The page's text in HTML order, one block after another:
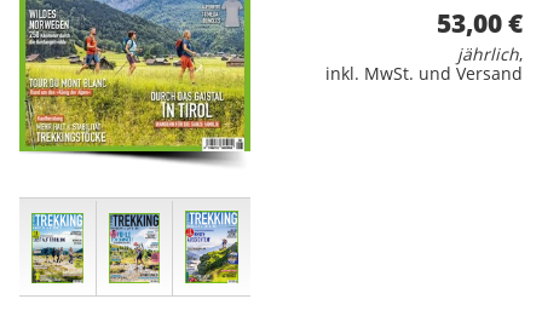
53,00 €
jährlich,
inkl. MwSt. und Versand